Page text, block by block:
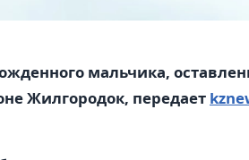
мальчика,
Жилгородок, передает